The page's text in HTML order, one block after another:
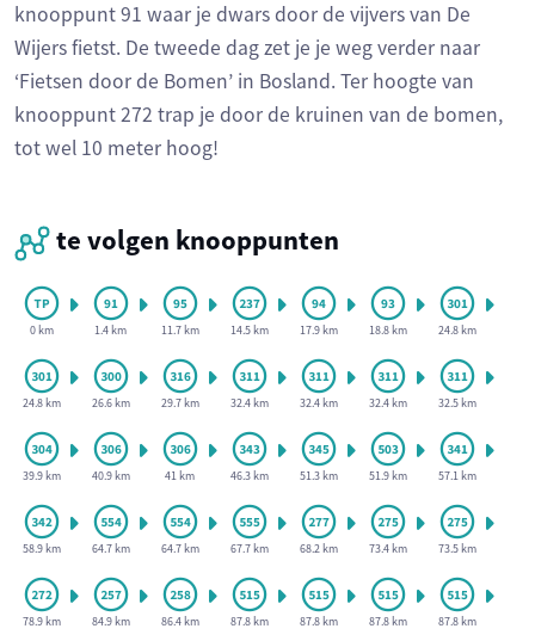
knooppunt 91 waar je dwars door de vijvers van De
Wijers fietst. De tweede dag zet je je weg verder naar
‘Fietsen door de Bomen’ in Bosland. Ter hoogte van
knooppunt 272 trap je door de kruinen van de bomen,
tot wel 10 meter hoog!
te volgen knooppunten
0 km 1.4 km 11.7 km 14.5 km 17.9 km 18.8 km 24.8 km
24.8 km 26.6 km 29.7 km 32.4 km 32.4 km 32.4 km 32.5 km
39.9 km 40.9 km 41 km 46.3 km 51.3 km 51.9 km 57.1 km
58.9 km 64.7 km 64.7 km 67.7 km 68.2 km 73.4 km 73.5 km
78.9 km 84.9 km 86.4 km 87.8 km 87.8 km 87.8 km 87.8 km